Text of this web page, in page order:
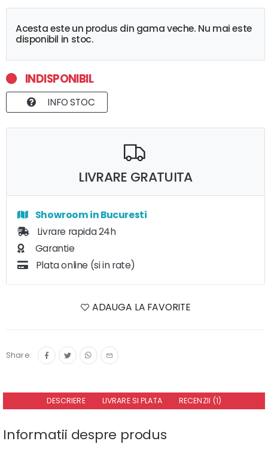
Acesta este un produs din gama veche. Nu mai este
disponibil in stoc.
INDISPONIBIL
INFO STOC
LIVRARE GRATUITA
Showroom in Bucuresti
Livrare rapida 24h
Garantie
Plata online (si in rate)
ADAUGA LA FAVORITE
Share:
DESCRIERE LIVRARE SI PLATA RECENZII (1)
Informatii despre produs